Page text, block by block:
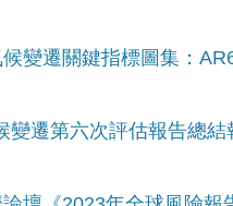
變遷關鍵指標圖集：
變遷第六次評估報告總結